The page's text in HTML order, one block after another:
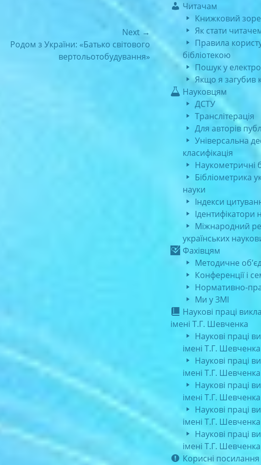
Next →
Родом з України: «Батько світового
вертольотобудування»
Читачам
Книжковий
Як стати
Правила
бібліотекою
Пошук у
Якщо я загубив
Науковцям
ДСТУ
Транслітерація
Для авторів
Універсальна
класифікація
Наукометричні
Бібліометрика
науки
Індекси
Ідентифікатори
Міжнародний
українських
Фахівцям
Методичне
Конференції і
Нормативно-
Ми у ЗМІ
Наукові праці
імені Т.Г. Шевченка
Наукові праці
імені Т.Г.
Наукові праці
імені Т.Г.
Наукові праці
імені Т.Г.
Наукові праці
імені Т.Г.
Наукові праці
імені Т.Г.
Корисні посилання